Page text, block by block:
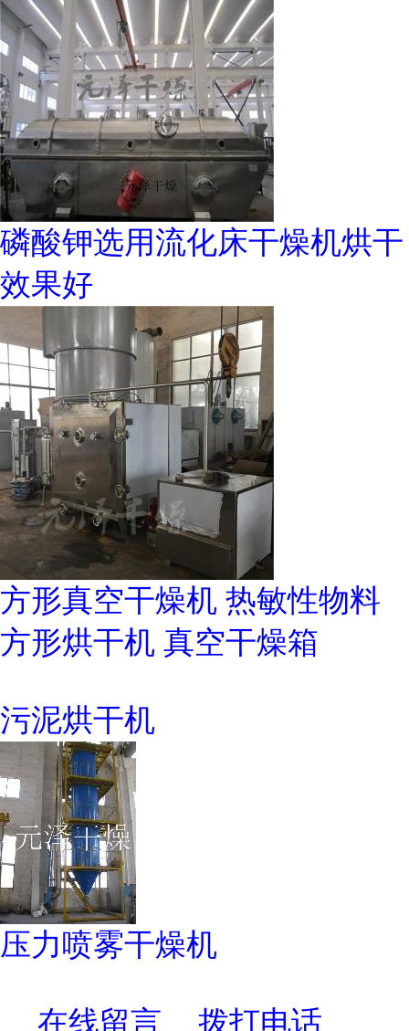
磷酸钾选用流化床干燥机烘干
效果好
方形真空干燥机 热敏性物料
方形烘干机 真空干燥箱
污泥烘干机
压力喷雾干燥机
在线留言 拨打电话